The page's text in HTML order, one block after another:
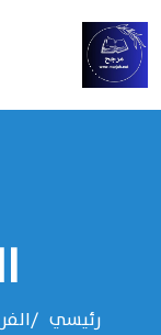
رئيسي